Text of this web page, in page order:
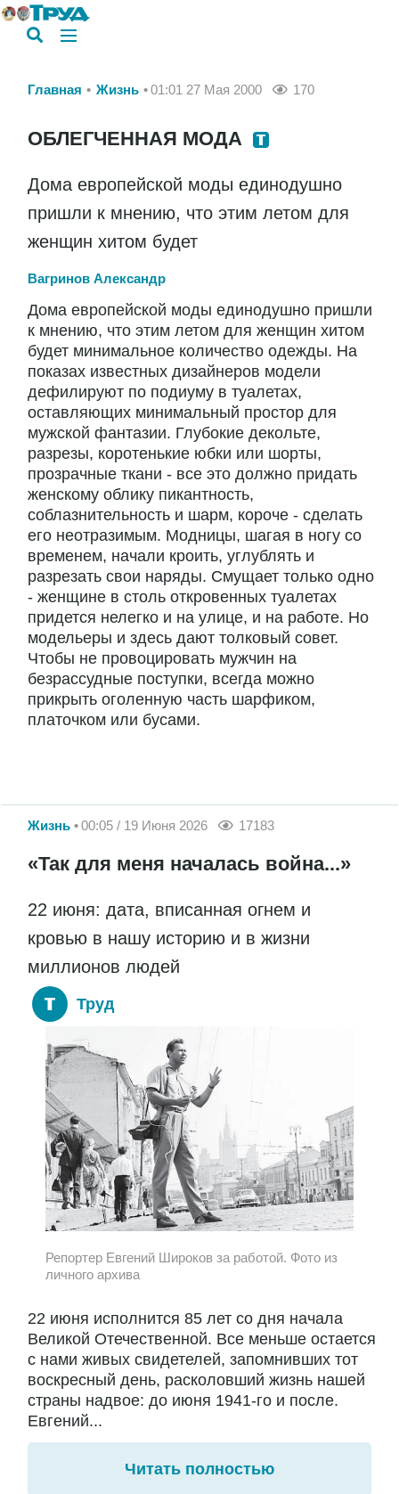
Главная Жизнь 01:01 27 Мая 2000 170
ОБЛЕГЧЕННАЯ МОДА
Дома европейской моды единодушно
пришли к мнению, что этим летом для
женщин хитом будет
Вагринов Александр
Дома европейской моды единодушно пришли
к мнению, что этим летом для женщин хитом
будет минимальное количество одежды. На
показах известных дизайнеров модели
дефилируют по подиуму в туалетах,
оставляющих минимальный простор для
мужской фантазии. Глубокие декольте,
разрезы, коротенькие юбки или шорты,
прозрачные ткани - все это должно придать
женскому облику пикантность,
соблазнительность и шарм, короче - сделать
его неотразимым. Модницы, шагая в ногу со
временем, начали кроить, углублять и
разрезать свои наряды. Смущает только одно
- женщине в столь откровенных туалетах
придется нелегко и на улице, и на работе. Но
модельеры и здесь дают толковый совет.
Чтобы не провоцировать мужчин на
безрассудные поступки, всегда можно
прикрыть оголенную часть шарфиком,
платочком или бусами.
Жизнь 00:05 / 19 Июня 2026 17183
«Так для меня началась война...»
22 июня: дата, вписанная огнем и
кровью в нашу историю и в жизни
миллионов людей
Труд
Репортер Евгений Широков за работой. Фото из
личного архива
22 июня исполнится 85 лет со дня начала
Великой Отечественной. Все меньше остается
с нами живых свидетелей, запомнивших тот
воскресный день, расколовший жизнь нашей
страны надвое: до июня 1941-го и после.
Евгений...
Читать полностью